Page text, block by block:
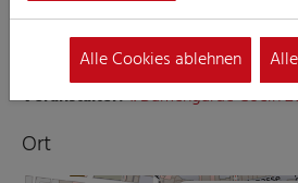
03.02.2023 19:00
Kostümsitzung
Maritim Hotel
Veranstalter:1. Damengarde Coeln
Ort
Alle Cookies ablehnen